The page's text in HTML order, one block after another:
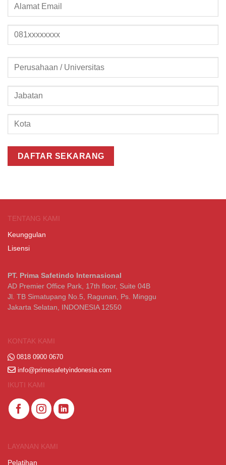
TENTANG KAMI
Keunggulan
Lisensi
PT. Prima Safetindo Internasional
AD Premier Office Park, 17th floor, Suite 04B
Jl. TB Simatupang No.5, Ragunan, Ps. Minggu
Jakarta Selatan, INDONESIA 12550
KONTAK KAMI
0818 0900 0670
info@primesafetyindonesia.com
IKUTI KAMI
LAYANAN KAMI
Pelatihan